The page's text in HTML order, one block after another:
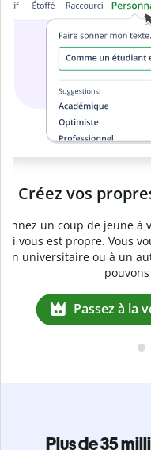
Vérifiez que vos
logiciel anti-plagiat.
secondes et identifiez
de
Passez
Plus de 35